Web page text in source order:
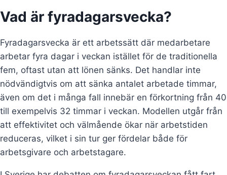
Vad är fyradagarsvecka?
Fyradagarsvecka är ett arbetssätt där medarbetare
arbetar fyra dagar i veckan istället för de traditionella
fem, oftast utan att lönen sänks. Det handlar inte
nödvändigtvis om att sänka antalet arbetade timmar,
även om det i många fall innebär en förkortning från 40
till exempelvis 32 timmar i veckan. Modellen utgår från
att effektivitet och välmående ökar när arbetstiden
reduceras, vilket i sin tur ger fördelar både för
arbetsgivare och arbetstagare.